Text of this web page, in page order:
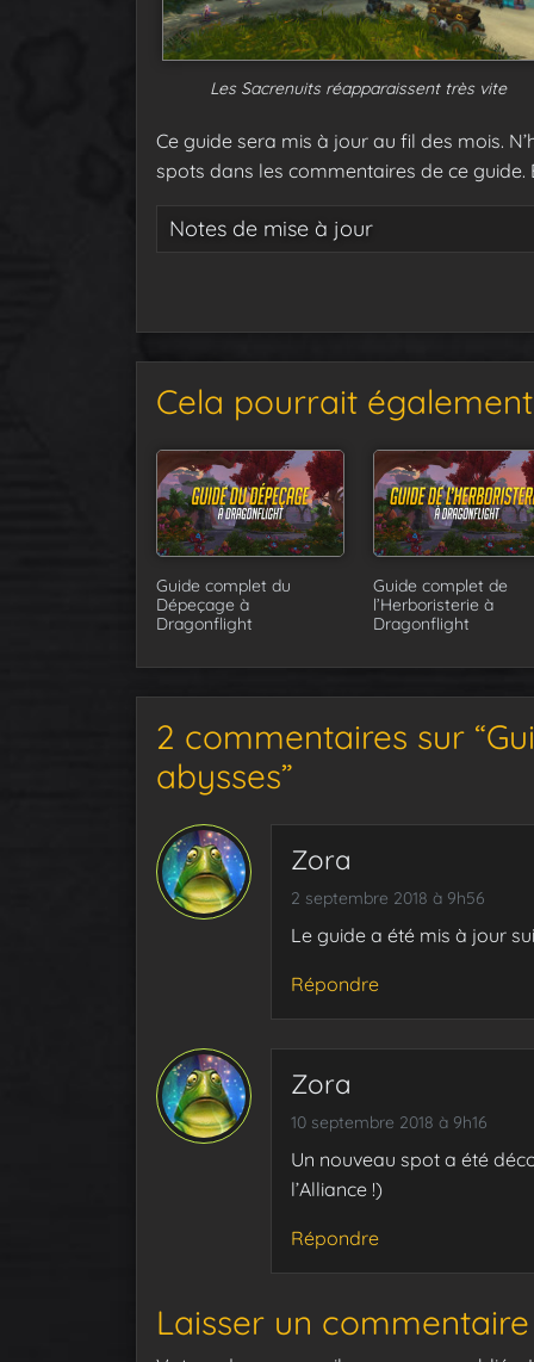
Les Sacrenuits réapparaissent très vite
Ce guide sera mis à jour au fil des mois.
spots dans les commentaires de ce guide.
Notes de mise à jour
Cela pourrait
Guide complet du
Dépeçage à
Dragonflight
Guide complet de
l’Herboristerie à
Dragonflight
2 commentaires sur
abysses”
Zora
2 septembre 2018 à 9h56
Le guide a été mis à jour
Répondre
Zora
10 septembre 2018 à 9h16
Un nouveau spot a été
l’Alliance !)
Répondre
Laisser un commentaire